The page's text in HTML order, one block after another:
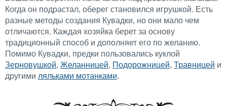
Когда он подрастал, оберег становился игрушкой. Есть
разные методы создания Кувадки, но они мало чем
отличаются. Каждая хозяйка берет за основу
традиционный способ и дополняет его по желанию.
Помимо Кувадки, предки пользовались куклой
Зерновушкой, Желанницей, Подорожницей, Травницей и
другими ляльками мотанками.